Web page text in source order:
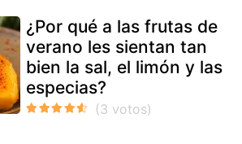
¿Por qué a las frutas de
verano les sientan tan
bien la sal, el limón y las
especias?